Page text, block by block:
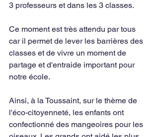
3 professeurs et dans les 3 classes.
Ce moment est très attendu par tous
car il permet de lever les barrières des
classes et de vivre un moment de
partage et d'entraide important pour
notre école.
Ainsi, à la Toussaint, sur le thème de
l'éco-citoyenneté, les enfants ont
confectionné des mangeoires pour les